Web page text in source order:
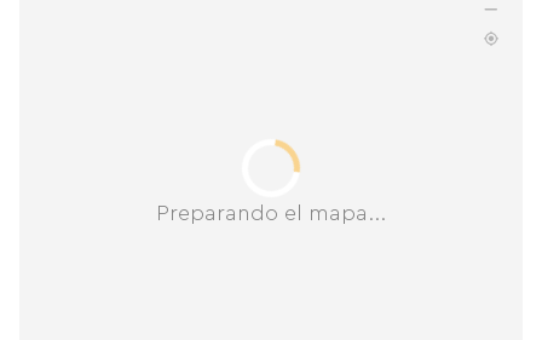
Preparando el mapa...